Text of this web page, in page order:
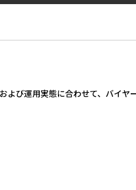
よび運用実態に合わせて、バイヤ